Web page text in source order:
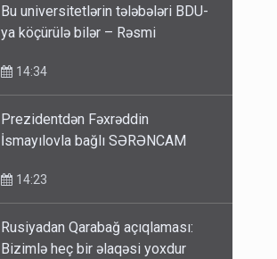
Bu universitetlərin tələbələri BDU-
ya köçürülə bilər – Rəsmi
14:34
Prezidentdən Fəxrəddin
İsmayılovla bağlı SƏRƏNCAM
14:23
Rusiyadan Qarabağ açıqlaması:
Bizimlə heç bir əlaqəsi yoxdur